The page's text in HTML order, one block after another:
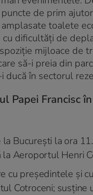
de prim
toalete
cu dificultăți de
mijloace de
să-i preia din
ducă în sectorul
Papei Francisc
la București la ora
la Aeroportul Henri
cu președintele și
Cotroceni; susține